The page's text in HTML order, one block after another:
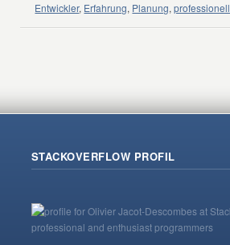
Entwickler, Erfahrung, Planung,professionell
STACKOVERFLOW PROFIL